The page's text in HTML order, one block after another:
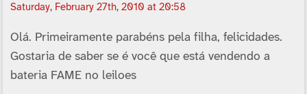
Saturday, February 27th, 2010 at 20:58
Olá. Primeiramente parabéns pela filha, felicidades.
Gostaria de saber se é você que está vendendo a
bateria FAME no leiloes